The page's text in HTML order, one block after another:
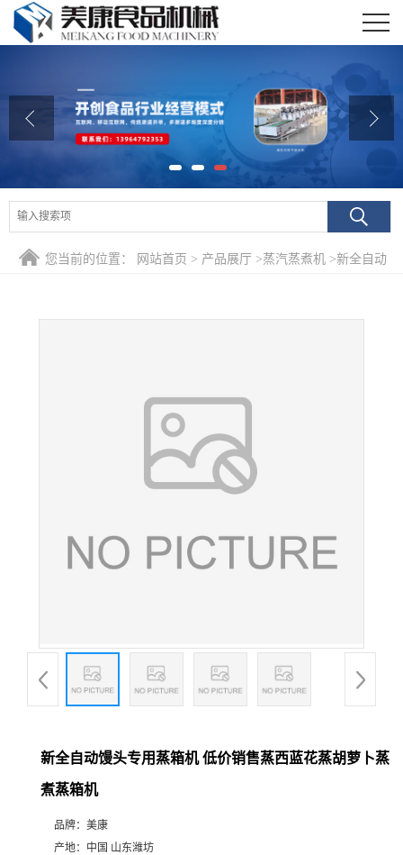
公司介绍
公司动态
产品展厅
联系我们
您当前的位置： 网站首页 > 产品展厅 >蒸汽蒸煮机 >新全自动
新全自动馒头专用蒸箱机 低价销售蒸西蓝花蒸胡萝卜蒸
煮蒸箱机
品牌： 美康
产地： 中国 山东潍坊